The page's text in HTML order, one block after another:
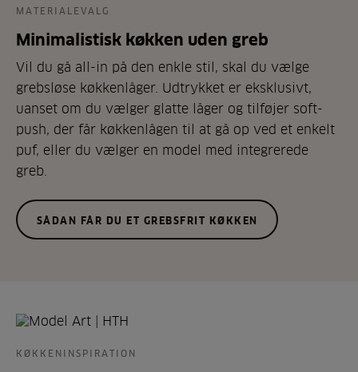
MATERIALEVALG
Minimalistisk køkken uden greb
Vil du gå all-in på den enkle stil, skal du vælge
grebsløse køkkenlåger. Udtrykket er eksklusivt,
uanset om du vælger glatte låger og tilføjer soft-
push, der får køkkenlågen til at gå op ved et enkelt
puf, eller du vælger en model med integrerede
greb.
SÅDAN FÅR DU ET GREBSFRIT KØKKEN
KØKKENINSPIRATION